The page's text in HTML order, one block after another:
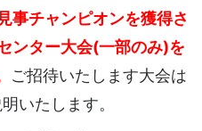
事チャンピオンを獲得さ
ンター大会(一部のみ)を
ご招待いたします大会は
いたします。